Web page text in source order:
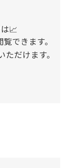
📈
覧できます。
だけます。